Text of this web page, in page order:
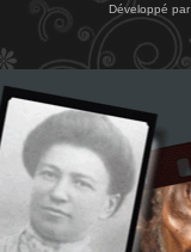
Développé par